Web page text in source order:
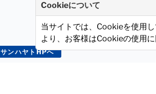
サンハヤトHPへ
Cookieについて
当サイトでは、Cookieを使用
より、お客様はCookieの使用